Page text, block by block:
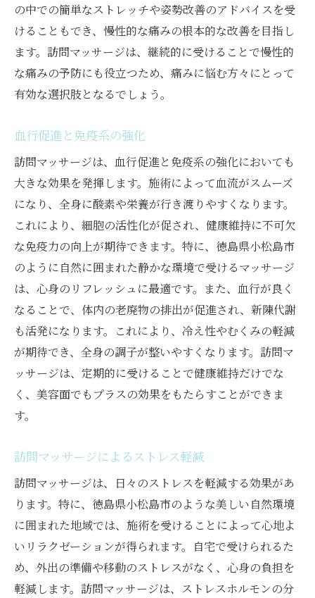
地域住民のライフスタイルに合わせたケア
医療機関との連携による総合的な健康管理
訪問マッサージが地域全体の健康意識を向
上させる
かな癒し
クス
小松島市の静けさが心に与える影響
訪問マッサージで感じる静寂の力
日常の喧騒から離れた癒しの時間
静けさを活かしたマッサージのメリット
地域の持つ静かな雰囲気を活かした訪問マ
ッサージ
徳島県小松島市で訪問マッサージを選ぶ理由と
その背景
地元のニーズに応える訪問マッサージの魅
力
地域に根付いた訪問マッサージの信頼性
個別ニーズに応えたパーソナライズ施術
訪問マッサージの充実したサポート体制
地元の医療と連携した総合ケアの提供
訪問マッサージがもたらす驚きの効果を体験す
る
訪問マッサージで感じる新たな健康への道
の中での簡単なストレッチや姿勢改善のアドバイスを受
けることもでき、慢性的な痛みの根本的な改善を目指し
ます。訪問マッサージは、継続的に受けることで慢性的
な痛みの予防にも役立つため、痛みに悩む方々にとって
有効な選択肢となるでしょう。
血行促進と免疫系の強化
訪問マッサージは、血行促進と免疫系の強化においても
大きな効果を発揮します。施術によって血流がスムーズ
になり、全身に酸素や栄養が行き渡りやすくなります。
これにより、細胞の活性化が促され、健康維持に不可欠
な免疫力の向上が期待できます。特に、徳島県小松島市
のように自然に囲まれた静かな環境で受けるマッサージ
は、心身のリフレッシュに最適です。また、血行が良く
なることで、体内の老廃物の排出が促進され、新陳代謝
も活発になります。これにより、冷え性やむくみの軽減
が期待でき、全身の調子が整いやすくなります。訪問マ
ッサージは、定期的に受けることで健康維持だけでな
く、美容面でもプラスの効果をもたらすことができま
す。
訪問マッサージによるストレス軽減
訪問マッサージは、日々のストレスを軽減する効果があ
ります。特に、徳島県小松島市のような美しい自然環境
に囲まれた地域では、施術を受けることによって心地よ
いリラクゼーションが得られます。自宅で受けられるた
め、外出の準備や移動のストレスがなく、心身の負担を
軽減します。訪問マッサージは、ストレスホルモンの分